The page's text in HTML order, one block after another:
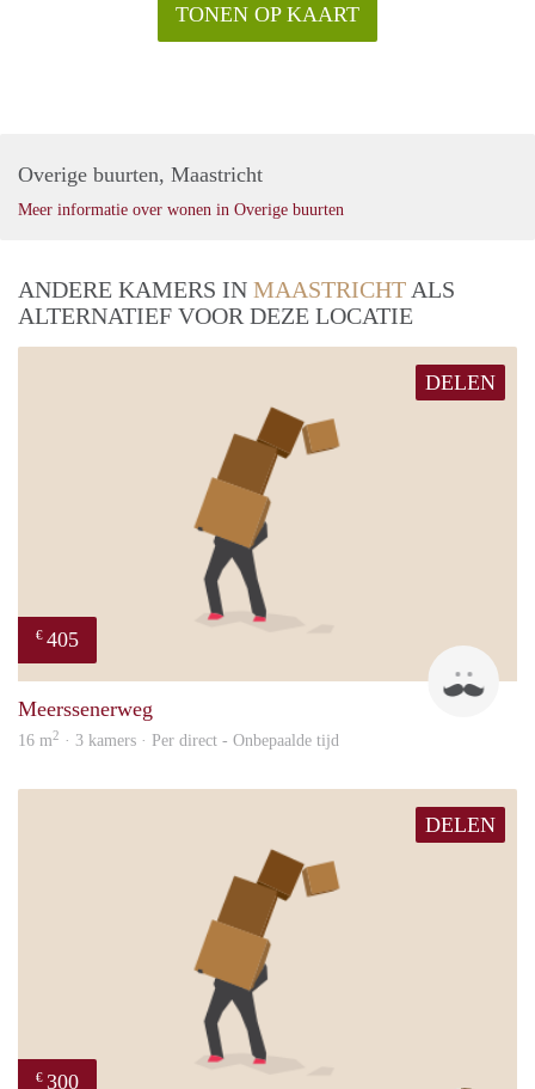
TONEN OP KAART
Overige buurten, Maastricht
Meer informatie over wonen in Overige buurten
ANDERE KAMERS IN MAASTRICHT ALS
ALTERNATIEF VOOR DEZE LOCATIE
DELEN
€ 405
Meerssenerweg
16 m2 · 3 kamers · Per direct - Onbepaalde tijd
DELEN
€ 300